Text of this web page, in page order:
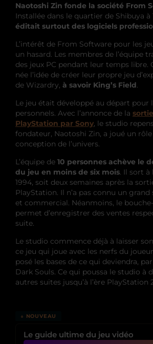
Naotoshi Zin fonde la société From
Installée dans le quartier de Shibuya à
éditait surtout des logiciels
L’intérêt de From Software pour les
un hasard. Les membres de l’équipe
des jeux PC pendant leur temps libre.
née l’idée de créer leur propre jeu
de Wizardry, à savoir King’s Field.
Le jeu était développé au départ pour
personnels. Avec l’annonce de la
PlayStation par Sony, le studio
fondateur, Naotoshi Zin, a joué un
conception de l’univers.
L’équipe de 10 personnes achève le
du jeu en moins de six mois. Il sort à
1994, soit deux semaines après la
PlayStation. Il n’a pas connu un
et commercial. Néanmoins, le
permet d’enregistrer des ventes
suite.
Le studio commence déjà à laisser
ce jeu qui joue avec les nerfs du
posé les bases de ce qui deviendra,
Dark Souls. Ce qui poussa le studio à
autres suites jusqu’à l’ère PlayStation
↓ NOUVEAU
Le guide ultime du jeu vidéo